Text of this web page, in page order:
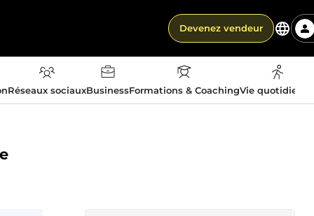
Devenez vendeur
Réseaux sociauxBusinessFormations & CoachingVie